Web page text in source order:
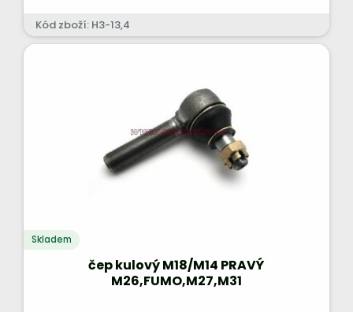
Kód zboží: H3-13,4
Skladem
čep kulový M18/M14 PRAVÝ
M26,FUMO,M27,M31